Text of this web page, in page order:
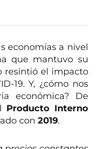
economías a nivel
que mantuvo su
resintió el impacto
19. Y, ¿cómo nos
económica? De
Producto Interno
con 2019.